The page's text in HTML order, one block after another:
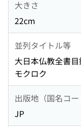
大きさ
22cm
並列タイトル等
大日本仏教全書
モクロク
出版地（国名コー
JP